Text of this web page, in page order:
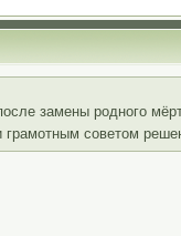
замены родного
советом